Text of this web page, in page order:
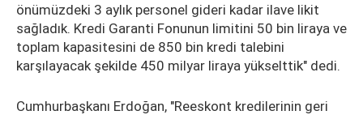
önümüzdeki 3 aylık personel gideri kadar ilave likit
sağladık. Kredi Garanti Fonunun limitini 50 bin liraya ve
toplam kapasitesini de 850 bin kredi talebini
karşılayacak şekilde 450 milyar liraya yükselttik" dedi.
Cumhurbaşkanı Erdoğan, "Reeskont kredilerinin geri